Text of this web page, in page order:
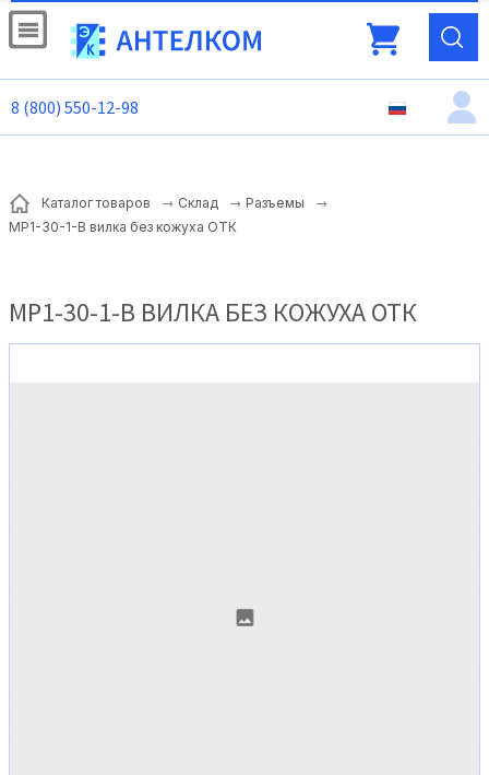
8 (800) 550-12-98
Каталог товаров Склад
Разъемы
МР1-30-1-В вилка без кожуха ОТК
МР1-30-1-В ВИЛКА БЕЗ КОЖУХА ОТК